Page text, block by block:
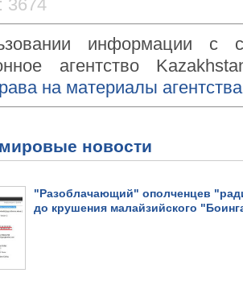
3674
информации с
агентство
на материалы
мировые новости
"Разоблачающий" ополченцев
до крушения малайзийского